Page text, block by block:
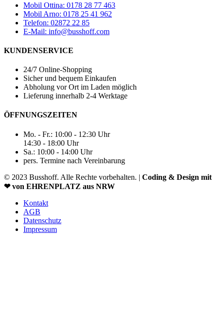
Mobil Ottina: 0178 28 77 463
Mobil Arno: 0178 25 41 962
Telefon: 02872 22 85
E-Mail: info@busshoff.com
KUNDENSERVICE
24/7 Online-Shopping
Sicher und bequem Einkaufen
Abholung vor Ort im Laden möglich
Lieferung innerhalb 2-4 Werktage
ÖFFNUNGSZEITEN
Mo. - Fr.: 10:00 - 12:30 Uhr
14:30 - 18:00 Uhr
Sa.: 10:00 - 14:00 Uhr
pers. Termine nach Vereinbarung
© 2023 Busshoff. Alle Rechte vorbehalten. | Coding & Design mit
❤ von EHRENPLATZ aus NRW
Kontakt
AGB
Datenschutz
Impressum